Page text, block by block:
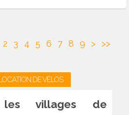
2 3 4 5 6 7 8 9 > >>
DE VÉLOS
les villages de